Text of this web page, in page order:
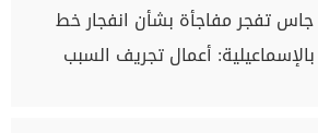
جاس تفجر مفاجأة بشأن انفجار خط
بالإسماعيلية: أعمال تجريف السبب